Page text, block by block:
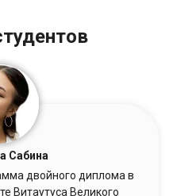
Сабина
двойного диплома в
Витаутуса Великого